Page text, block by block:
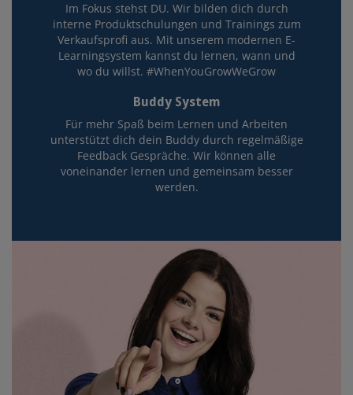
Im Fokus stehst DU. Wir bilden dich durch
interne Produktschulungen und Trainings zum
Verkaufsprofi aus. Mit unserem modernen E-
Learningsystem kannst du lernen, wann und
wo du willst. #WhenYouGrowWeGrow
Buddy System
Für mehr Spaß beim Lernen und Arbeiten
unterstützt dich dein Buddy durch regelmäßige
Feedback Gespräche. Wir können alle
voneinander lernen und gemeinsam besser
werden.